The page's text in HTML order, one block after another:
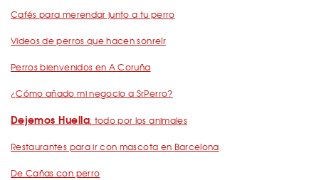
Cafés para merendar junto a tu perro
Vídeos de perros que hacen sonreír
Perros bienvenidos en A Coruña
¿Cómo añado mi negocio a SrPerro?
Dejemos Huella: todo por los animales
Restaurantes para ir con mascota en Barcelona
De Cañas con perro